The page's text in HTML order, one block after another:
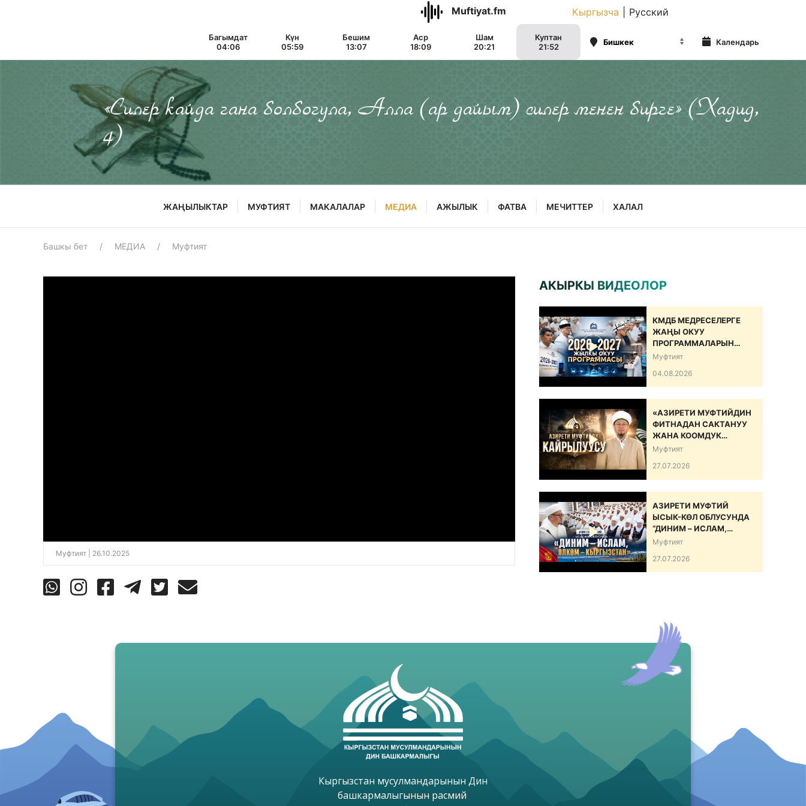
Muftiyat.fm Кыргызча Русский
Багымдат
04:06
Күн
05:59
Бешим
13:07
Аср
18:09
Шам
20:21
Куптан
21:52
Календарь
«Силер кайда гана болбогула, Алла (ар дайым) силер менен бирге» (Хадид,
4)
ЖАҢЫЛЫКТАР МУФТИЯТ МАКАЛАЛАР МЕДИА АЖЫЛЫК ФАТВА МЕЧИТТЕР ХАЛАЛ
Башкы бет МЕДИА Муфтият
Муфтият | 26.10.2025
АКЫРКЫ ВИДЕОЛОР
КМДБ МЕДРЕСЕЛЕРГЕ
ЖАҢЫ ОКУУ
ПРОГРАММАЛАРЫН
САНАРИПТИК БИЛИМ
ДОЛБООРДУ ИШКЕ
КИРГИЗДИ
Муфтият
04.08.2026
«АЗИРЕТИ МУФТИЙДИН
ФИТНАДАН САКТАНУУ
ЖАНА КООМДУК
ЫНТЫМАКТЫ БЕКЕМДӨӨ
Муфтият
27.07.2026
АЗИРЕТИ МУФТИЙ
ЫСЫК-КӨЛ ОБЛУСУНДА
“ДИНИМ – ИСЛАМ,
ӨЛКӨМ – КЫРГЫЗСТАН”
ӨТКӨРДҮ
Муфтият
27.07.2026
Кыргызстан мусулмандарынын Дин
башкармалыгынын расмий